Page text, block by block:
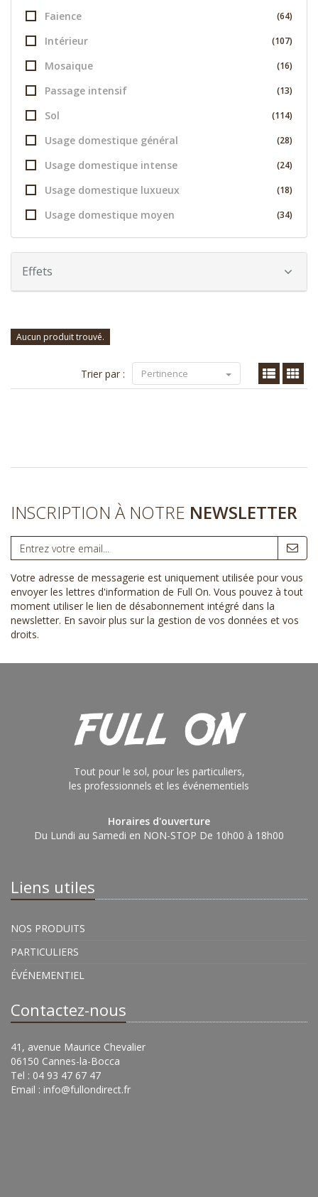
Faience (64)
Intérieur (107)
Mosaique (16)
Passage intensif (13)
Sol (114)
Usage domestique général (28)
Usage domestique intense (24)
Usage domestique luxueux (18)
Usage domestique moyen (34)
Effets
Aucun produit trouvé.
Trier par : Pertinence
INSCRIPTION À NOTRE NEWSLETTER
Votre adresse de messagerie est uniquement utilisée pour vous
envoyer les lettres d'information de Full On. Vous pouvez à tout
moment utiliser le lien de désabonnement intégré dans la
newsletter. En savoir plus sur la gestion de vos données et vos
droits.
Tout pour le sol, pour les particuliers,
les professionnels et les événementiels
Horaires d'ouverture
Du Lundi au Samedi en NON-STOP De 10h00 à 18h00
Liens utiles
NOS PRODUITS
PARTICULIERS
ÉVÉNEMENTIEL
Contactez-nous
41, avenue Maurice Chevalier
06150 Cannes-la-Bocca
Tel : 04 93 47 67 47
Email : info@fullondirect.fr